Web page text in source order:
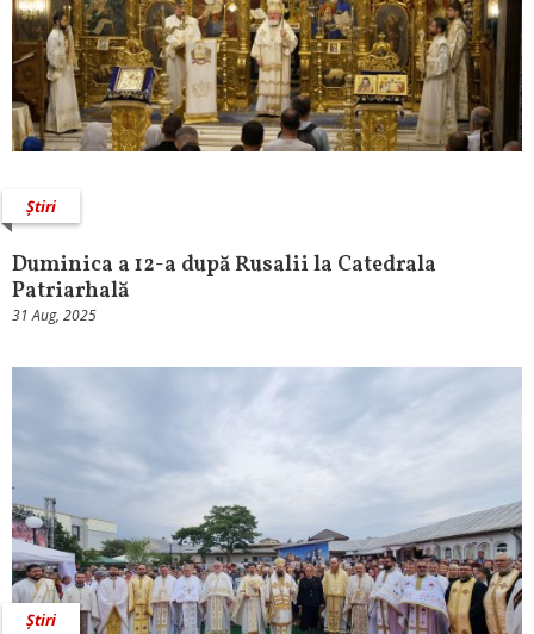
Știri
Duminica a 12-a după Rusalii la Catedrala
Patriarhală
31 Aug, 2025
Știri